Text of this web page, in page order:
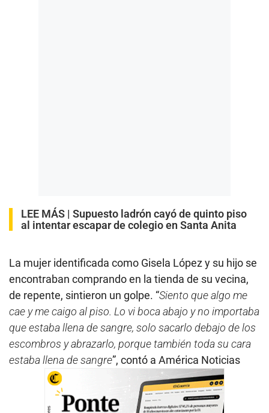
LEE MÁS | Supuesto ladrón cayó de quinto piso
al intentar escapar de colegio en Santa Anita
La mujer identificada como Gisela López y su hijo se
encontraban comprando en la tienda de su vecina,
de repente, sintieron un golpe. “Siento que algo me
cae y me caigo al piso. Lo vi boca abajo y no importaba
que estaba llena de sangre, solo sacarlo debajo de los
escombros y abrazarlo, porque también toda su cara
estaba llena de sangre”, contó a América Noticias